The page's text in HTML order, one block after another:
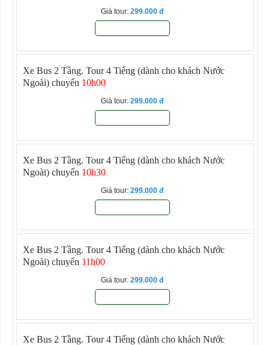
Giá tour: 299.000
Xe Bus 2 Tầng. Tour 4 Tiếng (dành cho khách Nước
Ngoài) chuyến 10h00
Giá tour: 299.000
Xe Bus 2 Tầng. Tour 4 Tiếng (dành cho khách Nước
Ngoài) chuyến 10h30
Giá tour: 299.000
Xe Bus 2 Tầng. Tour 4 Tiếng (dành cho khách Nước
Ngoài) chuyến 11h00
Giá tour: 299.000
Xe Bus 2 Tầng. Tour 4 Tiếng (dành cho khách Nước